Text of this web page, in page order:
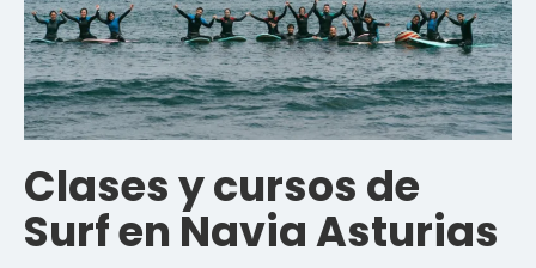
Clases y cursos de
Surf en Navia Asturias